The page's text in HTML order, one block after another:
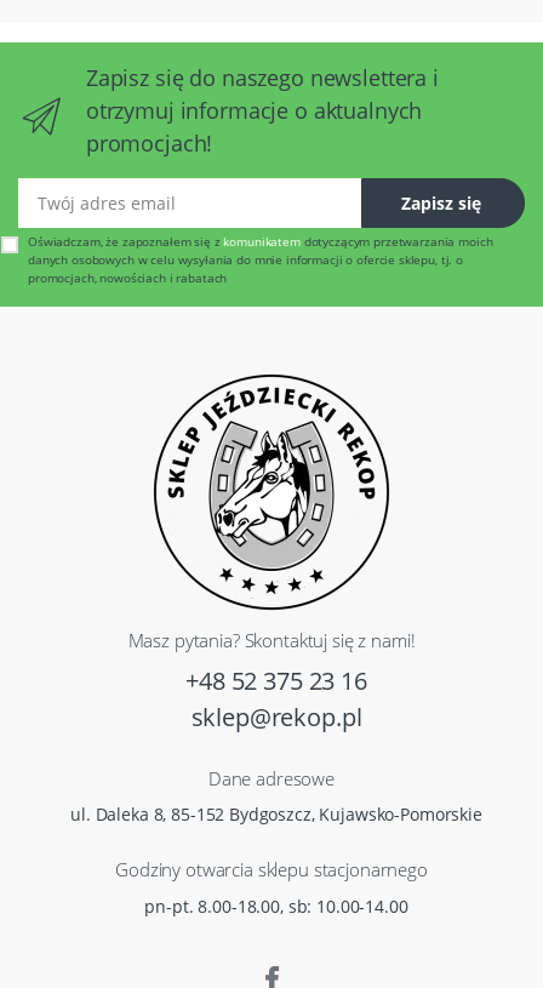
Zapisz się do naszego newslettera i
otrzymuj informacje o aktualnych
promocjach!
Zapisz się
Oświadczam, że zapoznałem się z komunikatemdotyczącym przetwarzania moich
danych osobowych w celu wysyłania do mnie informacji o ofercie sklepu, tj. o
promocjach, nowościach i rabatach
Masz pytania? Skontaktuj się z nami!
+48 52 375 23 16
sklep@rekop.pl
Dane adresowe
ul. Daleka 8, 85-152 Bydgoszcz, Kujawsko-Pomorskie
Godziny otwarcia sklepu stacjonarnego
pn-pt. 8.00-18.00, sb: 10.00-14.00